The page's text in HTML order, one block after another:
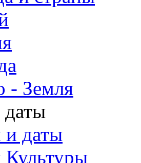
- Земля
даты